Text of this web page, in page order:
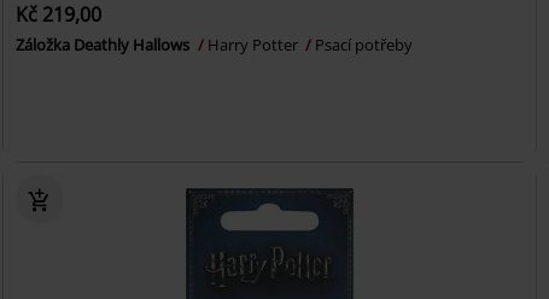
Kč 219,00
Záložka Deathly Hallows Harry Potter Psací potřeby